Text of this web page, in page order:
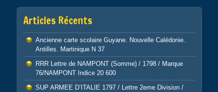
Articles Récents
Ancienne carte scolaire Guyane. Nouvelle Calédonie.
Antilles. Martinique N 37
RRR Lettre de NAMPONT (Somme) / 1798 / Marque
76/NAMPONT Indice 20 600
SUP ARMEE D’ITALIE 1797 / Lettre 2eme Division /